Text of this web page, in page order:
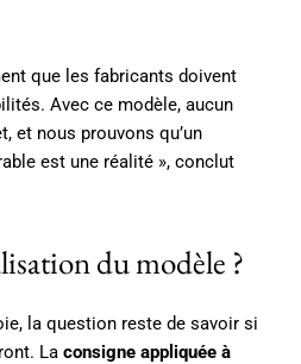
que les fabricants doivent
Avec ce modèle, aucun
et nous prouvons qu’un
est une réalité », conclut
du modèle ?
la question reste de savoir si
La consigne appliquée à